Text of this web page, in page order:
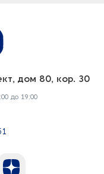
дом 80, кор. 30
до 19:00